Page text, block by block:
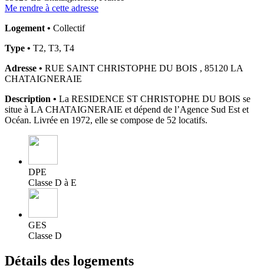
Me rendre à cette adresse
Logement • Collectif
Type • T2, T3, T4
Adresse • RUE SAINT CHRISTOPHE DU BOIS , 85120 LA
CHATAIGNERAIE
Description • La RESIDENCE ST CHRISTOPHE DU BOIS se
situe à LA CHATAIGNERAIE et dépend de l’Agence Sud Est et
Océan. Livrée en 1972, elle se compose de 52 locatifs.
DPE
Classe D à E
GES
Classe D
Détails des logements